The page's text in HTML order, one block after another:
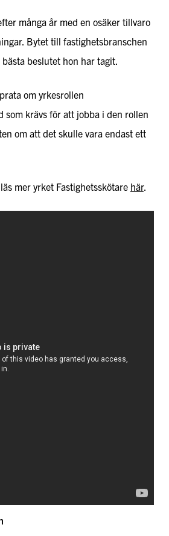
många år med en osäker tillvaro
Bytet till fastighetsbranschen
beslutet hon har tagit.
om yrkesrollen
som krävs för att jobba i den rollen
om att det skulle vara endast ett
mer yrket Fastighetsskötare här.